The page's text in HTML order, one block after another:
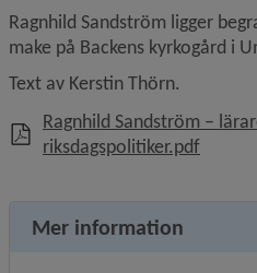
Ragnhild Sandström ligger
make på Backens kyrkogård i
Text av Kerstin Thörn.
Ragnhild Sandström –
riksdagspolitiker.pdf, 3.9
Mer information